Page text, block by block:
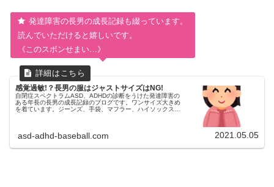
発達障害の長男の成長記録も綴っています。
読んでいただけると嬉しいです。
《このスボンせまい…》
感覚過敏!？長男の服はジャストサイズはNG!
自閉症スペクトラムASD、ADHDの診断をうけた発達障害の
ある年長の長男の成長記録のブログです。ワンサイズ大きめ
を着ています。ジーンズ、手袋、マフラー、ハイソックス、
asd-adhd-baseball.com 2021.05.05